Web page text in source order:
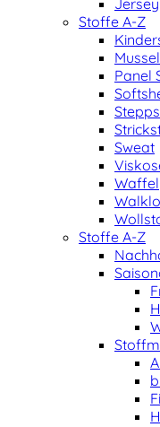
Jersey
Stoffe A-Z
Panel
Sweat
Stoffe A-Z